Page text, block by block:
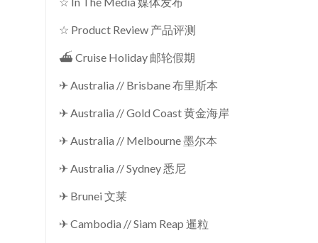
☆ Product Review 产品评测
⛴ Cruise Holiday 邮轮假期
✈ Australia // Brisbane 布里斯本
✈ Australia // Gold Coast 黄金海岸
✈ Australia // Melbourne 墨尔本
✈ Australia // Sydney 悉尼
✈ Brunei 文莱
✈ Cambodia // Siam Reap 暹粒